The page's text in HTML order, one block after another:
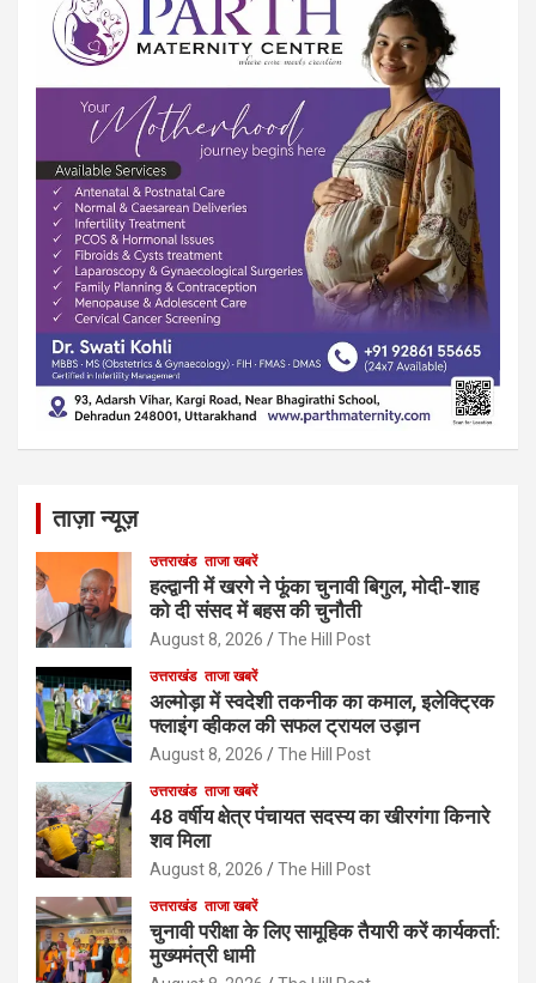
ताज़ा न्यूज़
उत्तराखंड ताजा खबरें
हल्द्वानी में खरगे ने फूंका चुनावी बिगुल, मोदी-शाह
को दी संसद में बहस की चुनौती
August 8, 2026 The Hill Post
उत्तराखंड ताजा खबरें
अल्मोड़ा में स्वदेशी तकनीक का कमाल, इलेक्ट्रिक
फ्लाइंग व्हीकल की सफल ट्रायल उड़ान
August 8, 2026 The Hill Post
उत्तराखंड ताजा खबरें
48 वर्षीय क्षेत्र पंचायत सदस्य का खीरगंगा किनारे
शव मिला
August 8, 2026 The Hill Post
उत्तराखंड ताजा खबरें
चुनावी परीक्षा के लिए सामूहिक तैयारी करें कार्यकर्ता:
मुख्यमंत्री धामी